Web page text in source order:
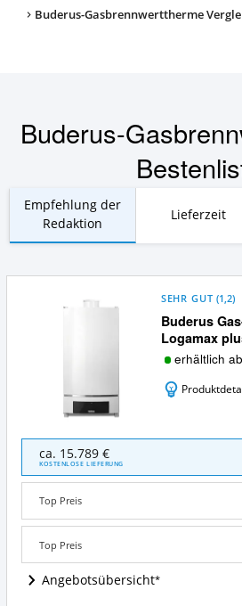
Buderus-Gasbrennwerttherme
Buderus-
Empfehlung der
Redaktion
Lieferzeit
Buderus
Logamax
SEHR GUT (1,2)
erhältlich
Buderus
Gas-
Brennwertgerät
Logamax
plus
GB162-
LL
Angebote:
Wo
ca. 15.789 €
KOSTENLOSE LIEFERUNG
Top Preis
Top Preis
Angebotsübersicht